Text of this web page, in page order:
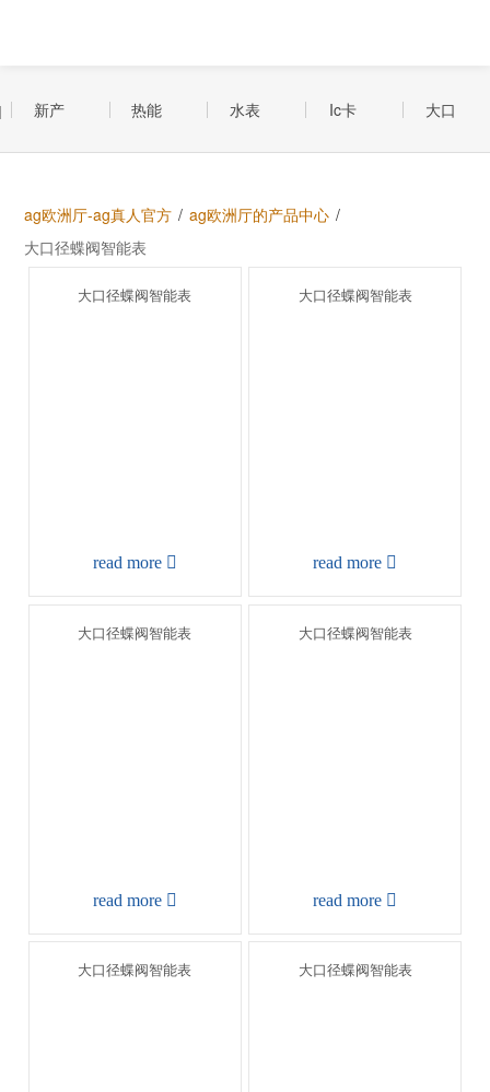
新产
列
热能
列
水表 Ic卡 大口
ag欧洲厅-ag真人官方 / ag欧洲厅的产品中心 /
大口径蝶阀智能表
大口径蝶阀智能表
read more 
大口径蝶阀智能表
read more 
大口径蝶阀智能表
read more 
大口径蝶阀智能表
read more 
大口径蝶阀智能表 大口径蝶阀智能表